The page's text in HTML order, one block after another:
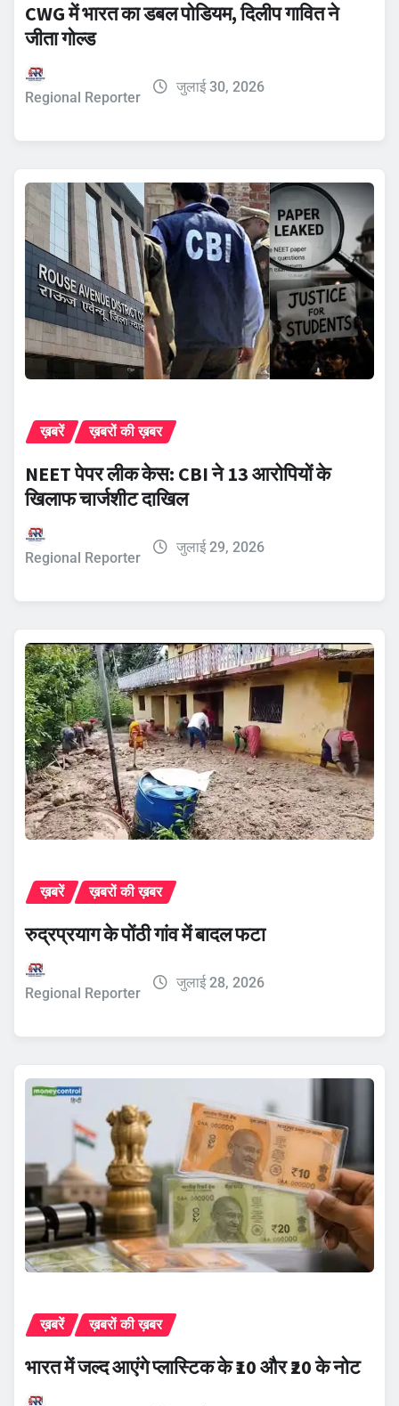
CWG में भारत का डबल पोडियम, दिलीप गावित ने
जीता गोल्ड
Regional Reporter
जुलाई 30, 2026
ख़बरें ख़बरों की ख़बर
NEET पेपर लीक केस: CBI ने 13 आरोपियों के
खिलाफ चार्जशीट दाखिल
Regional Reporter
जुलाई 29, 2026
ख़बरें ख़बरों की ख़बर
रुद्रप्रयाग के पोंठी गांव में बादल फटा
Regional Reporter
जुलाई 28, 2026
ख़बरें ख़बरों की ख़बर
भारत में जल्द आएंगे प्लास्टिक के ₹10 और ₹20 के नोट